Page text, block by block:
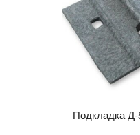
Подкладка